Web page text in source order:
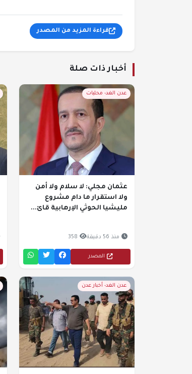
قراءة المزيد من المصدر
أخبار ذات صلة
عدن الغد- محليات
عثمان مجلي: لا سلام ولا أمن
ولا استقرار ما دام مشروع
مليشيا الحوثي الإرهابية قائ...
منذ 56 دقيقة 358
المصدر
عدن الغد- أخبار عدن